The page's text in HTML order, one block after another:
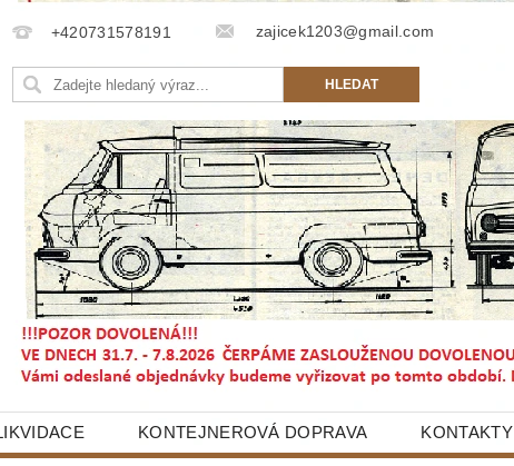
+420731578191 zajicek1203@gmail.com
KONTEJNEROVÁ DOPRAVA KONTAKTY